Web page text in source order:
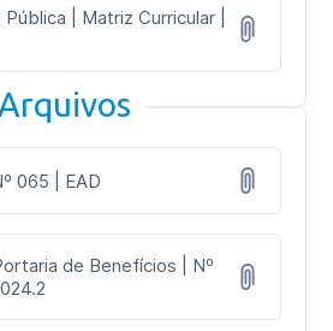
| Matriz Curricular |
Arquivos
065 | EAD
de Benefícios | Nº